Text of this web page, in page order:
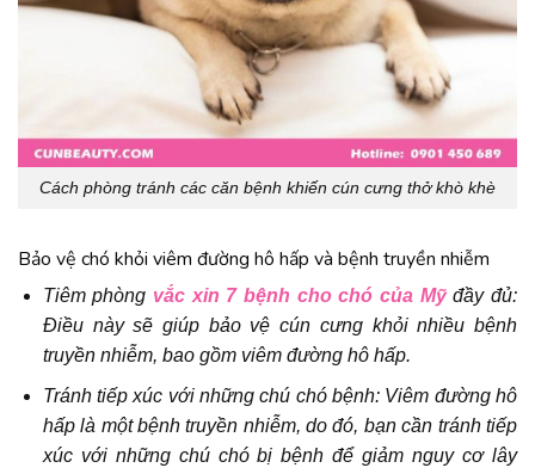
Cách phòng tránh các căn bệnh khiến cún cưng thở khò khè
Bảo vệ chó khỏi viêm đường hô hấp và bệnh truyền nhiễm
Tiêm phòng vắc xin 7 bệnh cho chó của Mỹ đầy đủ:
Điều này sẽ giúp bảo vệ cún cưng khỏi nhiều bệnh
truyền nhiễm, bao gồm viêm đường hô hấp.
Tránh tiếp xúc với những chú chó bệnh: Viêm đường hô
hấp là một bệnh truyền nhiễm, do đó, bạn cần tránh tiếp
xúc với những chú chó bị bệnh để giảm nguy cơ lây